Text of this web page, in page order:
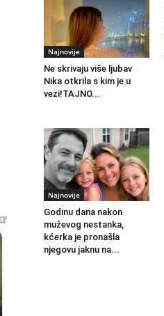
Najnovije
Ne skrivaju više ljubav
Nika otkrila s kim je u
vezi!TAJNO...
Najnovije
Godinu dana nakon
muževog nestanka,
kćerka je pronašla
njegovu jaknu na...